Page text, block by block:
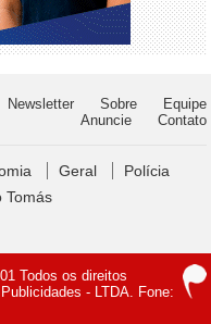
Newsletter Sobre
Equipe
Anuncie
Contato
Geral
Polícia
Tomás
Todos os direitos
- LTDA. Fone: